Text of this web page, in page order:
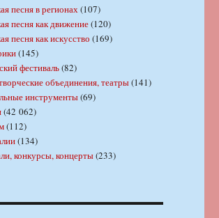
песня в регионах(107)
песня как движение(120)
песня как искусство (169)
(145)
фестиваль(82)
объединения, театры(141)
инструменты(69)
(42 062)
(112)
(134)
конкурсы, концерты(233)